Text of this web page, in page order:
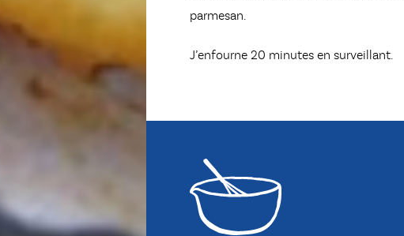
parmesan.
J’enfourne 20 minutes en surveillant.